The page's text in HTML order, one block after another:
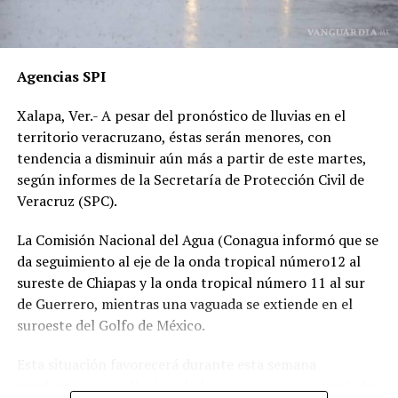
“Hoy fue mi Abraham,
mañana puede ser alguien
de tu familia. El homicida
sigue libre y operando en
las carreteras”, expresó un
familiar, exigiendo justicia.
El caso ha encendido el debate sobre la corrupción en la
Fiscalía y la impunidad que beneficia a conductores
responsables de muertes viales.
Agencias SPI
Xalapa, Ver.- A pesar del pronóstico de lluvias en el
territorio veracruzano, éstas serán menores, con
tendencia a disminuir aún más a partir de este martes,
según informes de la Secretaría de Protección Civil de
Veracruz (SPC).
La Comisión Nacional del Agua (Conagua informó que se
da seguimiento al eje de la onda tropical número12 al
sureste de Chiapas y la onda tropical número 11 al sur
de Guerrero, mientras una vaguada se extiende en el
suroeste del Golfo de México.